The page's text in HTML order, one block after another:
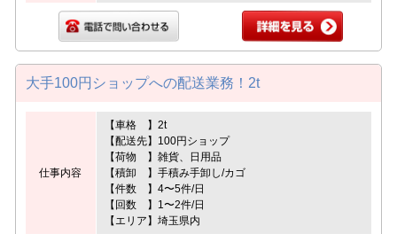
大手100円ショップへの配送業務！2t
仕事内容
【車格 】2t
【配送先】100円ショップ
【荷物 】雑貨、日用品
【積卸 】手積み手卸し/カゴ
【件数 】4〜5件/日
【回数 】1〜2件/日
【エリア】埼玉県内